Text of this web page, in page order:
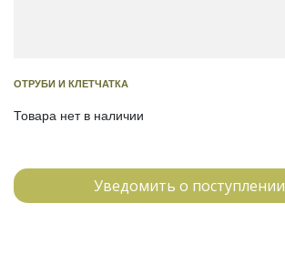
ОТРУБИ И КЛЕТЧАТКА
Товара нет в наличии
Уведомить о поступлении